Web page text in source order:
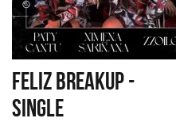
FELIZ BREAKUP -
SINGLE